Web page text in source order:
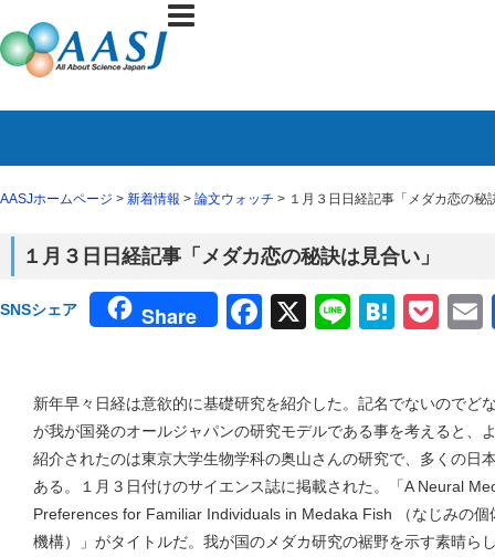
AASJホームページ > 新着情報 > 論文ウォッチ > １月３日日経記事「メダカ恋の秘
１月３日日経記事「メダカ恋の秘訣は見合い」
SNSシェア Share Facebook
X Line
新年早々日経は意欲的に基礎研究を紹介した。記名でないのでど
が我が国発のオールジャパンの研究モデルである事を考えると、
紹介されたのは東京大学生物学科の奥山さんの研究で、多くの日
ある。１月３日付けのサイエンス誌に掲載された。「A Neural
Preferences for Familiar Individuals in Medaka Fish （なじみの
機構）」がタイトルだ。我が国のメダカ研究の裾野を示す素晴ら